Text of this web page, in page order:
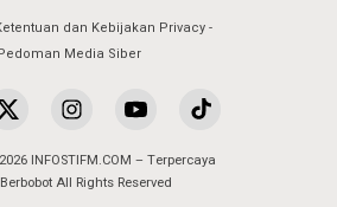
dan Kebijakan Privacy
Media Siber
INFOSTIFM.COM – Terpercaya
All Rights Reserved